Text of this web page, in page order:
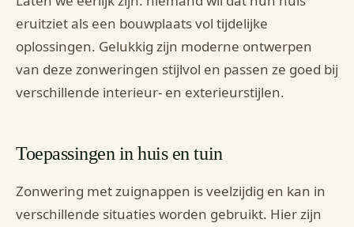
eruitziet als een bouwplaats vol tijdelijke
oplossingen. Gelukkig zijn moderne ontwerpen
van deze zonweringen stijlvol en passen ze goed bij
verschillende interieur- en exterieurstijlen.
Toepassingen in huis en tuin
Zonwering met zuignappen is veelzijdig en kan in
verschillende situaties worden gebruikt. Hier zijn